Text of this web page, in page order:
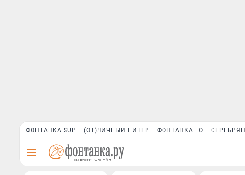
ФОНТАНКА SUP (ОТ)ЛИЧНЫЙ ПИТЕР ФОНТАНКА ГО